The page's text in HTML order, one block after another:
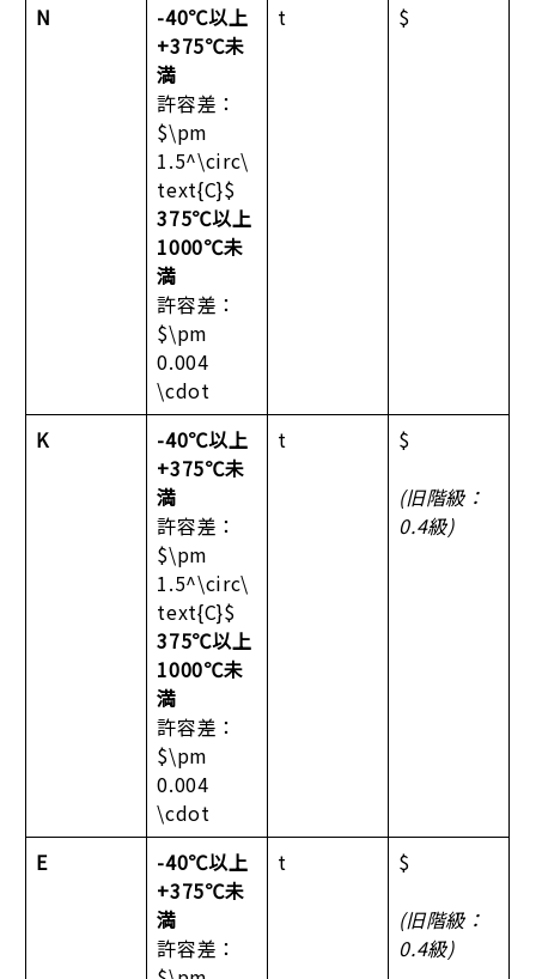
N
-40℃以上
+375℃未
満
許容差：
$\pm
1.5^\circ\
text{C}$
375℃以上
1000℃未
満
許容差：
$\pm
0.004
\cdot
t $
K
-40℃以上
+375℃未
満
許容差：
$\pm
1.5^\circ\
text{C}$
375℃以上
1000℃未
満
許容差：
$\pm
0.004
\cdot
t
$
(旧階級：
0.4級)
E
-40℃以上
+375℃未
満
許容差：
t
$
(旧階級：
0.4級)